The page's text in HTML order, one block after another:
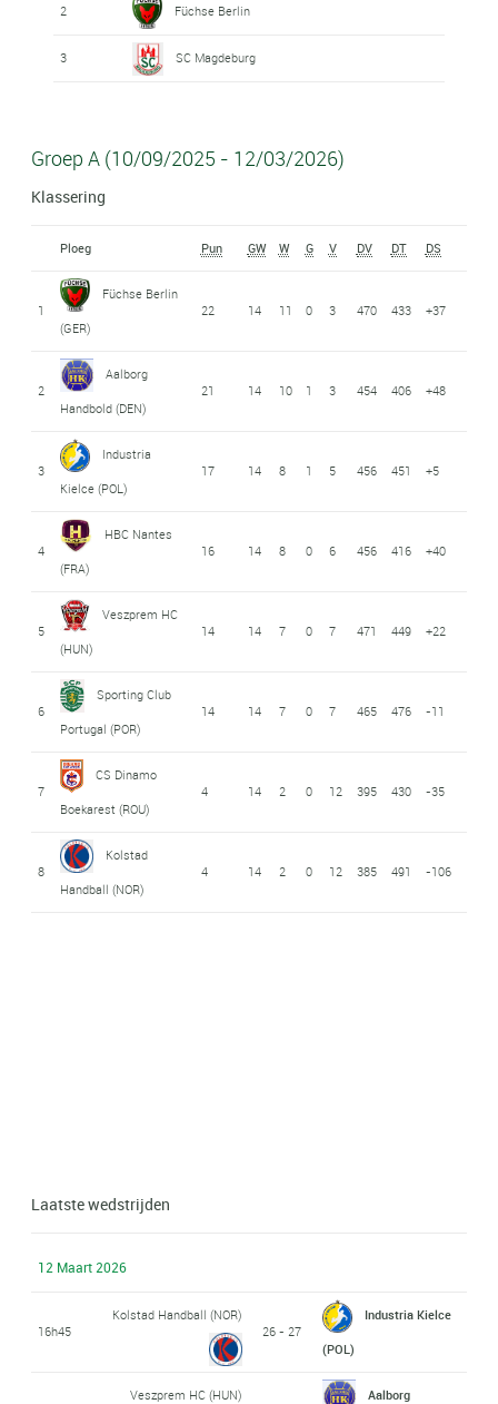
2 Füchse Berlin
3 SC Magdeburg
Groep A (10/09/2025 - 12/03/2026)
Klassering
Ploeg Pun GW W G V DV DT DS
1
Füchse Berlin
(GER)
22 14 11 0 3 470 433 +37
2
Aalborg
Handbold (DEN)
21 14 10 1 3 454 406 +48
3
Industria
Kielce (POL)
17 14 8 1 5 456 451 +5
4
HBC Nantes
(FRA)
16 14 8 0 6 456 416 +40
5
Veszprem HC
(HUN)
14 14 7 0 7 471 449 +22
6
Sporting Club
Portugal (POR)
14 14 7 0 7 465 476 -11
7
CS Dinamo
Boekarest (ROU)
4 14 2 0 12 395 430 -35
8
Kolstad
Handball (NOR)
4 14 2 0 12 385 491 -106
Laatste wedstrijden
12 Maart 2026
16h45
Kolstad Handball (NOR)
26 - 27
Industria Kielce
(POL)
Veszprem HC (HUN)
Aalborg